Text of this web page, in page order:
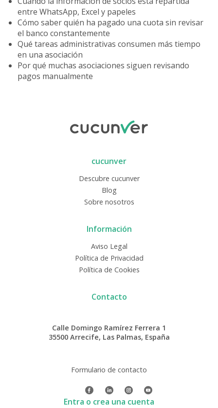
entre WhatsApp, Excel y papeles
Cómo saber quién ha pagado una cuota sin revisar
el banco constantemente
Qué tareas administrativas consumen más tiempo
en una asociación
Por qué muchas asociaciones siguen revisando
pagos manualmente
cucunver
Descubre cucunver
Blog
Sobre nosotros
Información
Aviso Legal
Política de Privacidad
Política de Cookies
Contacto
Calle Domingo Ramírez Ferrera 1
35500 Arrecife, Las Palmas, España
Formulario de contacto
Entra o crea una cuenta